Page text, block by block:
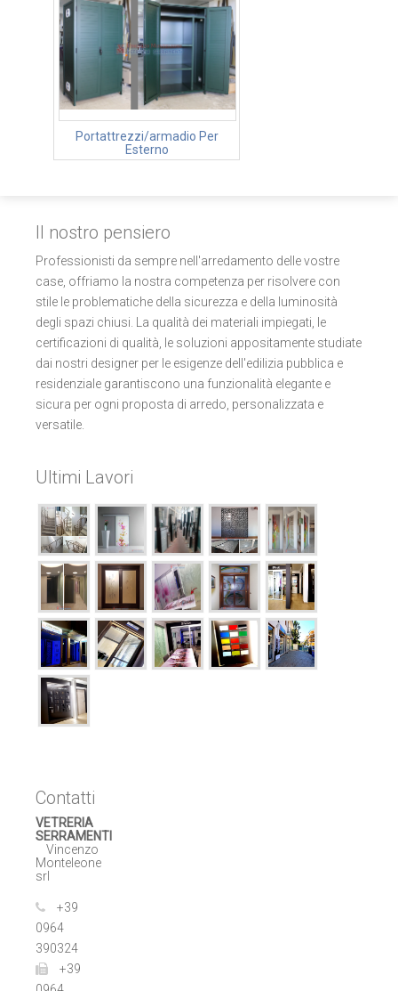
Portattrezzi/armadio Per
Esterno
Il nostro pensiero
Professionisti da sempre nell'arredamento delle vostre
case, offriamo la nostra competenza per risolvere con
stile le problematiche della sicurezza e della luminosità
degli spazi chiusi. La qualità dei materiali impiegati, le
certificazioni di qualità, le soluzioni appositamente studiate
dai nostri designer per le esigenze dell'edilizia pubblica e
residenziale garantiscono una funzionalità elegante e
sicura per ogni proposta di arredo, personalizzata e
versatile.
Ultimi Lavori
Contatti
VETRERIA
SERRAMENTI
Vincenzo
Monteleone
srl
+39
0964
390324
+39